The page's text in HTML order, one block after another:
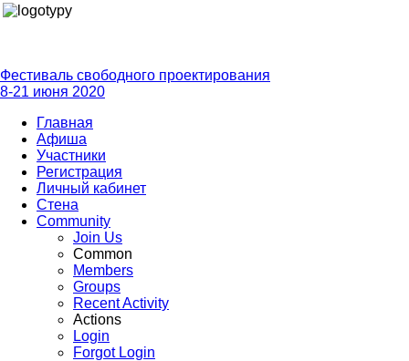
Фестиваль свободного проектирования
8-21 июня 2020
Главная
Афиша
Участники
Регистрация
Личный кабинет
Стена
Community
Join Us
Common
Members
Groups
Recent Activity
Actions
Login
Forgot Login